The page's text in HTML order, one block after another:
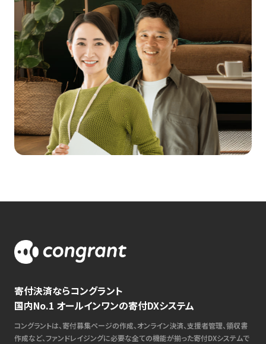
寄付決済ならコングラント
国内No.1 オールインワンの寄付DXシステム
コングラントは、寄付募集ページの作成、オンライン決済、支援者管理、領収書
作成など、ファンドレイジングに必要な全ての機能が揃った寄付DXシステムで